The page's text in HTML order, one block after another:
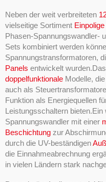
Neben der weit verbreiteten
vielseitige Sortiment
Phasen-Spannungswandler-
Sets kombiniert werden
Spannungstransformatoren,
Panels entwickelt
doppelfunktionale Modelle,
auch als
Funktion als Energiequellen
Leistungsschaltern
Spannungswandler mit einer
Beschichtung zur
durch die UV-beständigen
die Einnahmeabrechnung
in vielen Ländern stark